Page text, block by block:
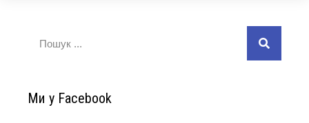
Ми у Facebook